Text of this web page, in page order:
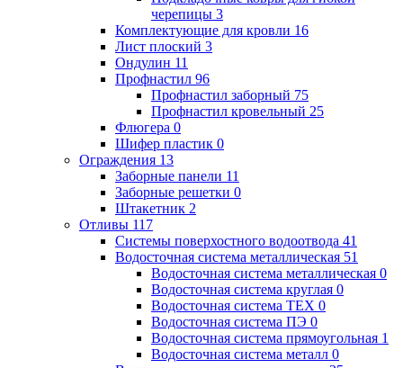
черепицы 3
Комплектующие для кровли 16
Лист плоский 3
Ондулин 11
Профнастил 96
Профнастил заборный 75
Профнастил кровельный 25
Флюгера 0
Шифер пластик 0
Ограждения 13
Заборные панели 11
Заборные решетки 0
Штакетник 2
Отливы 117
Системы поверхостного водоотвода 41
Водосточная система металлическая 51
Водосточная система металлическая 0
Водосточная система круглая 0
Водосточная система ТЕХ 0
Водосточная система ПЭ 0
Водосточная система прямоугольная 1
Водосточная система металл 0